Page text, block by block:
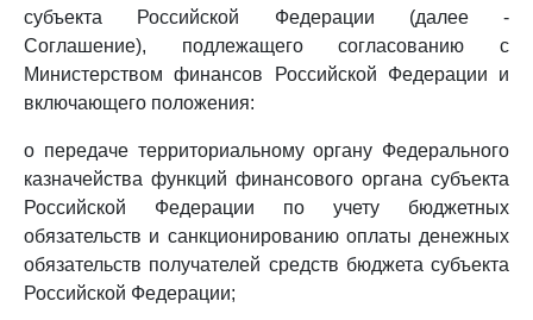
субъекта Российской Федерации (далее -
Соглашение), подлежащего согласованию с
Министерством финансов Российской Федерации и
включающего положения:
о передаче территориальному органу Федерального
казначейства функций финансового органа субъекта
Российской Федерации по учету бюджетных
обязательств и санкционированию оплаты денежных
обязательств получателей средств бюджета субъекта
Российской Федерации;